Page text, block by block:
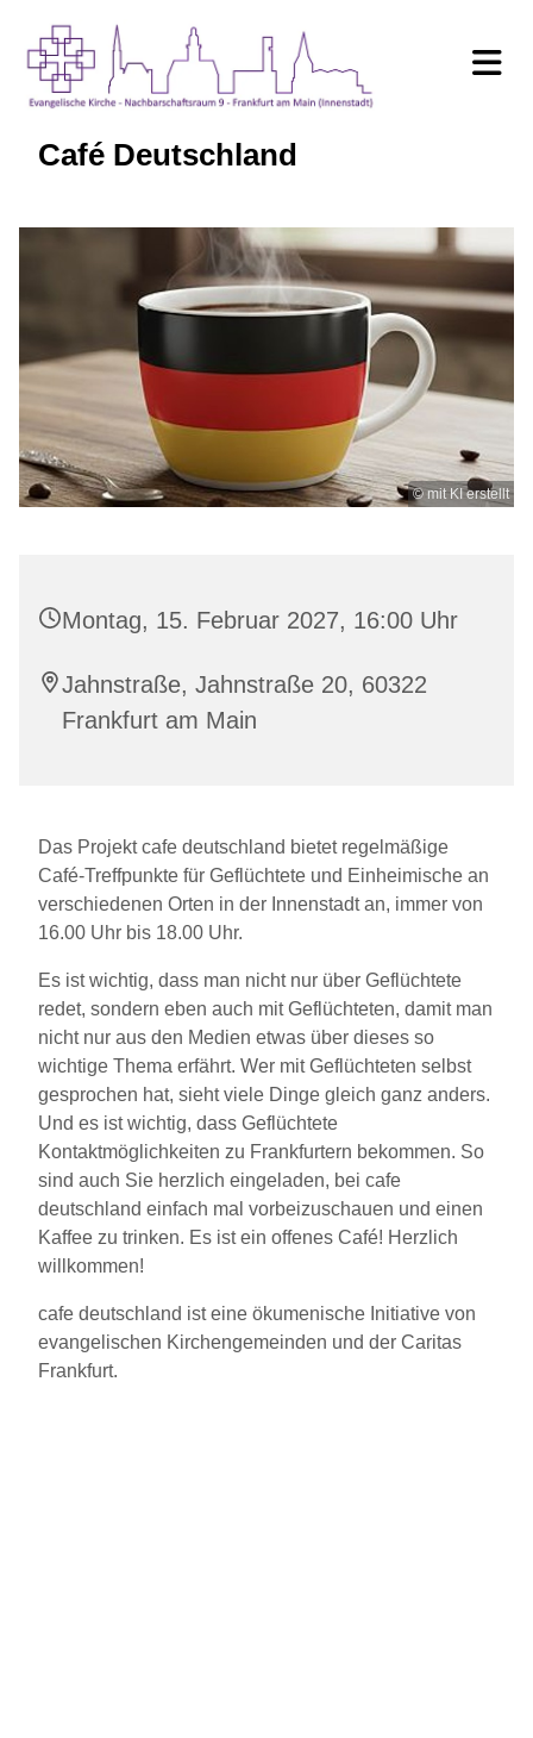
Café Deutschland
© mit KI erstellt
Montag, 15. Februar 2027, 16:00 Uhr
Jahnstraße, Jahnstraße 20, 60322
Frankfurt am Main
Das Projekt cafe deutschland bietet regelmäßige
Café-Treffpunkte für Geflüchtete und Einheimische an
verschiedenen Orten in der Innenstadt an, immer von
16.00 Uhr bis 18.00 Uhr.
Es ist wichtig, dass man nicht nur über Geflüchtete
redet, sondern eben auch mit Geflüchteten, damit man
nicht nur aus den Medien etwas über dieses so
wichtige Thema erfährt. Wer mit Geflüchteten selbst
gesprochen hat, sieht viele Dinge gleich ganz anders.
Und es ist wichtig, dass Geflüchtete
Kontaktmöglichkeiten zu Frankfurtern bekommen. So
sind auch Sie herzlich eingeladen, bei cafe
deutschland einfach mal vorbeizuschauen und einen
Kaffee zu trinken. Es ist ein offenes Café! Herzlich
willkommen!
cafe deutschland ist eine ökumenische Initiative von
evangelischen Kirchengemeinden und der Caritas
Frankfurt.